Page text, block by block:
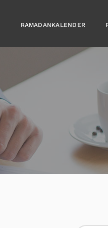
RAMADANKALENDER